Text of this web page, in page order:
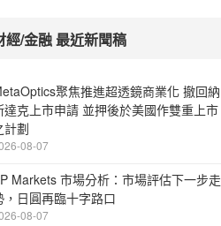
經/金融 最近新聞稿
聚焦推進超透鏡商業化 撤回納
達克上市申請 並押後於美國作雙重上市
計劃
08-07
Markets 市場分析：市場評估下一步走
，日圓再臨十字路口
08-07